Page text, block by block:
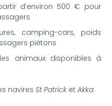
d’environ 500 € pour
camping-cars, poids
piétons
animaux disponibles à
naviresSt Patrick etAkka.